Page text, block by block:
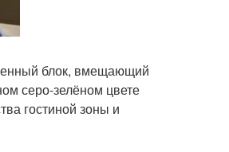
блок, вмещающий
серо-зелёном цвете
гостиной зоны и